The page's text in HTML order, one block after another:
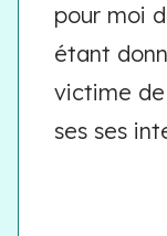
pour moi
étant
victime
ses ses